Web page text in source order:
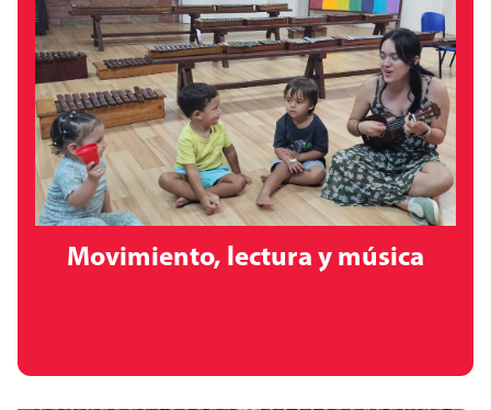
En el Atelier
proyectos a largo plazo nacen de la curiosidad de los
niños, quienes encuentran en sus materiales, colores y
texturas un lenguaje para explorar, crear y dar forma, con
belleza y sentido, a sus ideas.
Movimiento, lectura y música